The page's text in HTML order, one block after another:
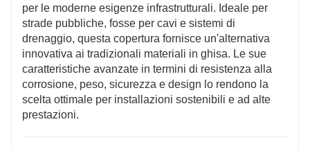
per le moderne esigenze infrastrutturali. Ideale per
strade pubbliche, fosse per cavi e sistemi di
drenaggio, questa copertura fornisce un'alternativa
innovativa ai tradizionali materiali in ghisa. Le sue
caratteristiche avanzate in termini di resistenza alla
corrosione, peso, sicurezza e design lo rendono la
scelta ottimale per installazioni sostenibili e ad alte
prestazioni.